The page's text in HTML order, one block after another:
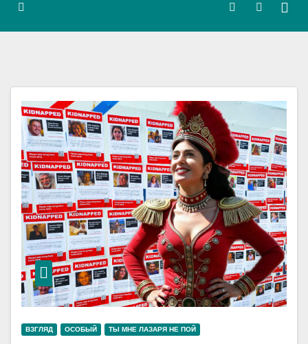
ВЗГЛЯД ОСОБЫЙ ТЫ МНЕ ЛАЗАРЯ НЕ ПОЙ